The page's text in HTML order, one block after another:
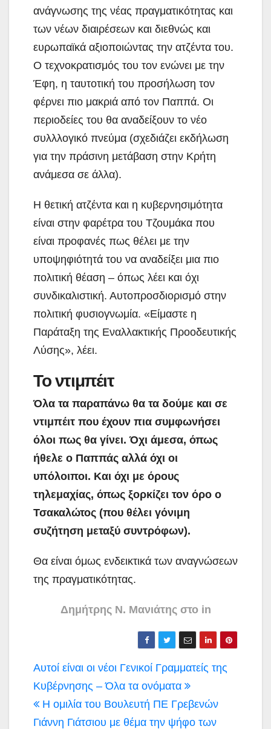
ανάγνωσης της νέας πραγματικότητας και
των νέων διαιρέσεων και διεθνώς και
ευρωπαϊκά αξιοποιώντας την ατζέντα του.
Ο τεχνοκρατισμός του τον ενώνει με την
Έφη, η ταυτοτική του προσήλωση τον
φέρνει πιο μακριά από τον Παππά. Οι
περιοδείες του θα αναδείξουν το νέο
συλλλογικό πνεύμα (σχεδιάζει εκδήλωση
για την πράσινη μετάβαση στην Κρήτη
ανάμεσα σε άλλα).
Η θετική ατζέντα και η κυβερνησιμότητα
είναι στην φαρέτρα του Τζουμάκα που
είναι προφανές πως θέλει με την
υποψηφιότητά του να αναδείξει μια πιο
πολιτική θέαση – όπως λέει και όχι
συνδικαλιστική. Αυτοπροσδιορισμό στην
πολιτική φυσιογνωμία. «Είμαστε η
Παράταξη της Εναλλακτικής Προοδευτικής
Λύσης», λέει.
Το ντιμπέιτ
Όλα τα παραπάνω θα τα δούμε και σε
ντιμπέιτ που έχουν πια συμφωνήσει
όλοι πως θα γίνει. Όχι άμεσα, όπως
ήθελε ο Παππάς αλλά όχι οι
υπόλοιποι. Και όχι με όρους
τηλεμαχίας, όπως ξορκίζει τον όρο ο
Τσακαλώτος (που θέλει γόνιμη
συζήτηση μεταξύ συντρόφων).
Θα είναι όμως ενδεικτικά των αναγνώσεων
της πραγματικότητας.
Δημήτρης Ν. Μανιάτης στο in
Πλοήγηση
άρθρων
Αυτοί είναι οι νέοι Γενικοί Γραμματείς της
Κυβέρνησης – Όλα τα ονόματα
Η ομιλία του Βουλευτή ΠΕ Γρεβενών
Γιάννη Γιάτσιου με θέμα την ψήφο των